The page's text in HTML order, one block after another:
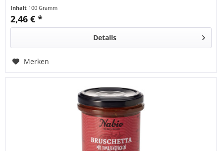
Inhalt 100 Gramm
2,46 € *
Details
Merken